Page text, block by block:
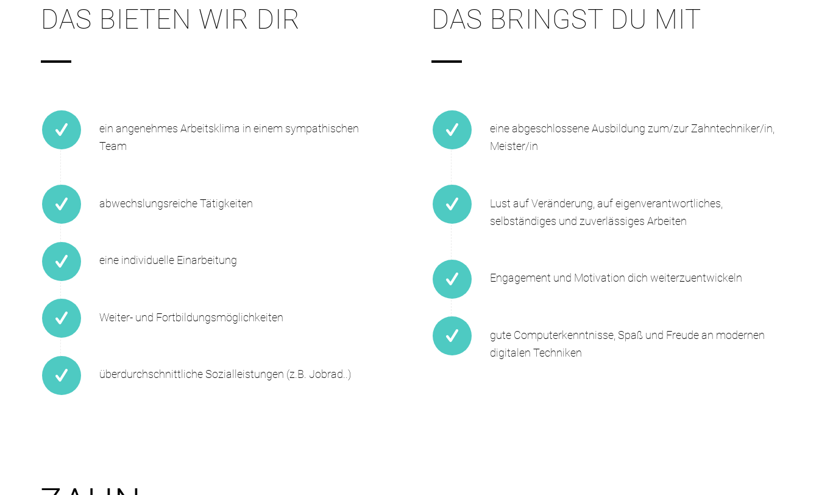
DAS BIETEN WIR DIR
ein angenehmes Arbeitsklima in einem sympathischen
Team
abwechslungsreiche Tätigkeiten
eine individuelle Einarbeitung
Weiter- und Fortbildungsmöglichkeiten
überdurchschnittliche Sozialleistungen (z.B. Jobrad..)
DAS BRINGST DU MIT
eine abgeschlossene Ausbildung zum/zur Zahntechniker/in,
Meister/in
Lust auf Veränderung, auf eigenverantwortliches,
selbständiges und zuverlässiges Arbeiten
Engagement und Motivation dich weiterzuentwickeln
gute Computerkenntnisse, Spaß und Freude an modernen
digitalen Techniken